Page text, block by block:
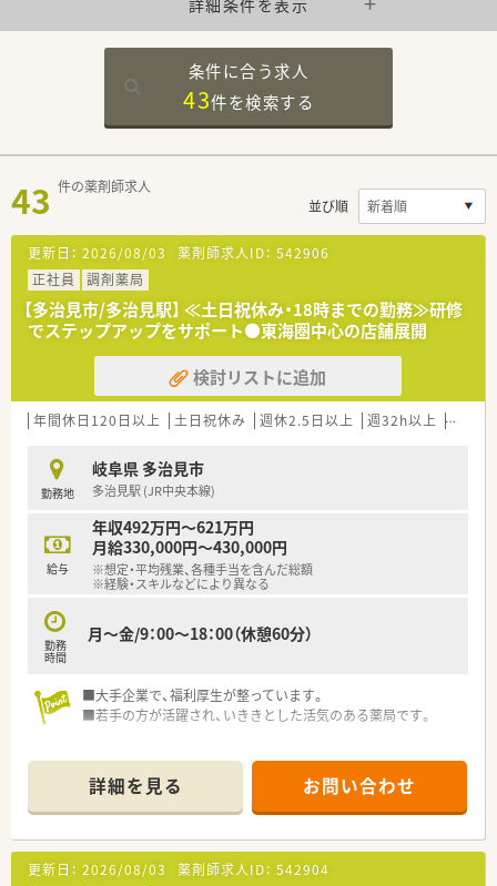
詳細条件を表示
条件に合う求人
43件を検索する
43 件の薬剤師求人
並び順
更新日： 2026/08/03 薬剤師求人ID： 542906
正社員
調剤薬局
【多治見市/多治見駅】 ≪土日祝休み・18時までの勤務≫研修
でステップアップをサポート●東海圏中心の店舗展開
検討リストに追加
年間休日120日以上 土日祝休み 週休2.5日以上 週32h以上 新卒可
勤務地
岐阜県 多治見市
多治見駅 (JR中央本線)
給与
年収492万円～621万円
月給330,000円～430,000円
※想定・平均残業、各種手当を含んだ総額
※経験・スキルなどにより異なる
勤務
時間
月～金/9：00～18：00（休憩60分）
■大手企業で、福利厚生が整っています。
■若手の方が活躍され、いききとした活気のある薬局です。
詳細を見る お問い合わせ
更新日： 2026/08/03 薬剤師求人ID： 542904